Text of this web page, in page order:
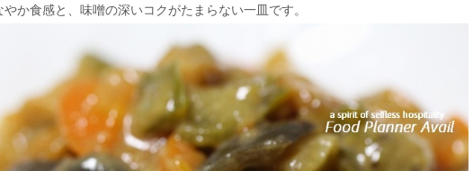
か食感と、味噌の深いコクがたまらない一皿です。